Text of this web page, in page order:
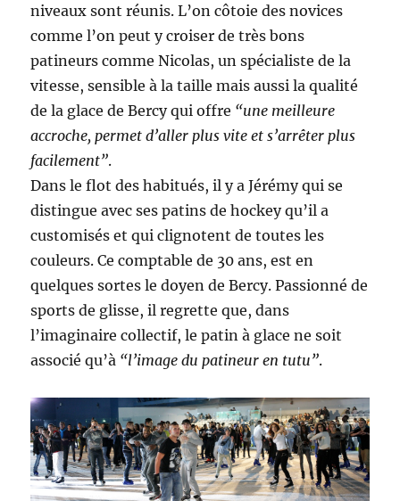
niveaux sont réunis. L’on côtoie des novices
comme l’on peut y croiser de très bons
patineurs comme Nicolas, un spécialiste de la
vitesse, sensible à la taille mais aussi la qualité
de la glace de Bercy qui offre “une meilleure
accroche, permet d’aller plus vite et s’arrêter plus
facilement”.
Dans le flot des habitués, il y a Jérémy qui se
distingue avec ses patins de hockey qu’il a
customisés et qui clignotent de toutes les
couleurs. Ce comptable de 30 ans, est en
quelques sortes le doyen de Bercy. Passionné de
sports de glisse, il regrette que, dans
l’imaginaire collectif, le patin à glace ne soit
associé qu’à “l’image du patineur en tutu”.